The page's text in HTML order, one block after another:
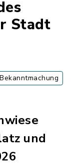
Stadt
und